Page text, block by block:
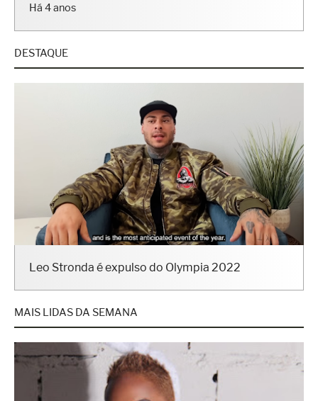
Há 4 anos
DESTAQUE
Leo Stronda é expulso do Olympia 2022
MAIS LIDAS DA SEMANA